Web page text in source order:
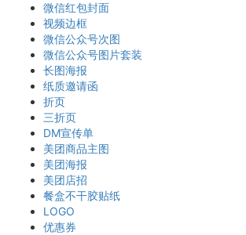
微信红包封面
视频边框
微信公众号次图
微信公众号图片套装
长图海报
纸质邀请函
折页
三折页
DM宣传单
美团商品主图
美团海报
美团店招
餐盒不干胶贴纸
LOGO
优惠券